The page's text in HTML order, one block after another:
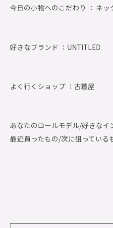
今日の小物へのこだわり ： ネッ
好きなブランド ： UNTITLED
よく行くショップ ： 古着屋
あなたのロールモデル/好きなイ
最近買ったもの/次に狙っている